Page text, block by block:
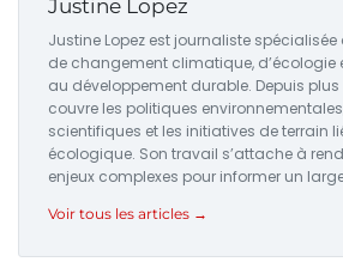
Justine Lopez
Justine Lopez est journaliste
de changement climatique, d’écologie
au développement durable. Depuis plus
couvre les politiques
scientifiques et les initiatives de terrain
écologique. Son travail s’attache à
enjeux complexes pour informer un
Voir tous les articles →